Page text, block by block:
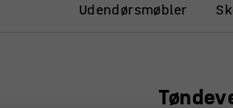
Udendørsmøbler